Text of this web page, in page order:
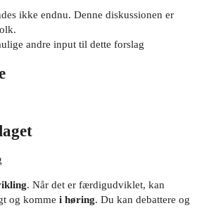
ikke endnu. Denne diskussionen er
andre input til dette forslag
. Når det er færdigudviklet, kan
og komme i høring. Du kan debattere og